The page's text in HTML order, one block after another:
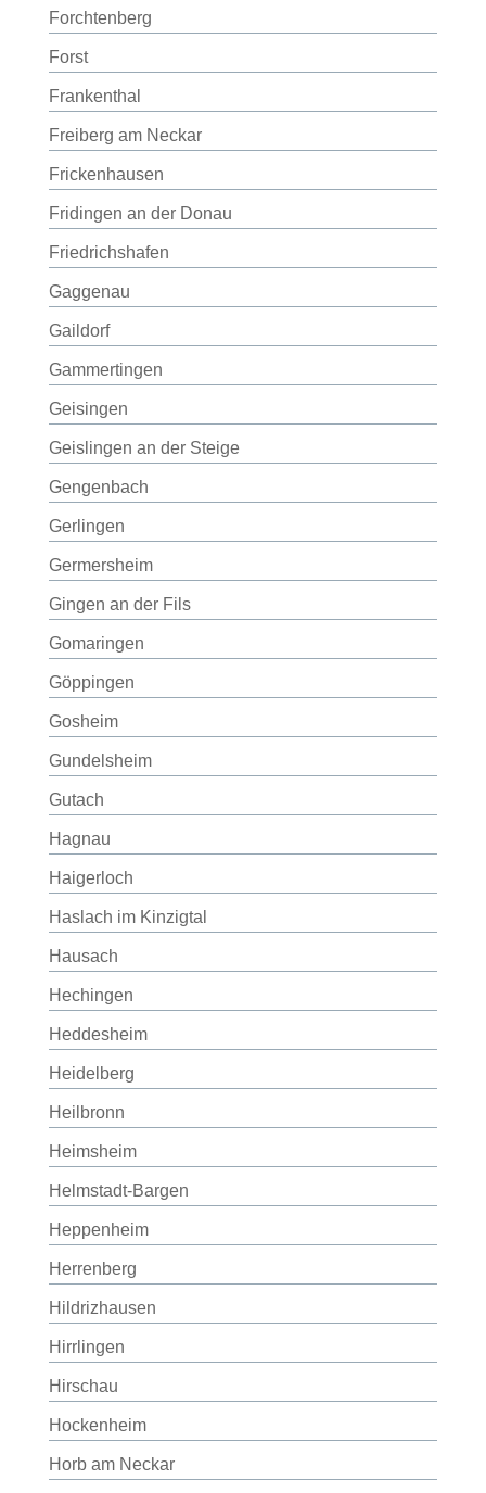
Forchtenberg
Forst
Frankenthal
Freiberg am Neckar
Frickenhausen
Fridingen an der Donau
Friedrichshafen
Gaggenau
Gaildorf
Gammertingen
Geisingen
Geislingen an der Steige
Gengenbach
Gerlingen
Germersheim
Gingen an der Fils
Gomaringen
Göppingen
Gosheim
Gundelsheim
Gutach
Hagnau
Haigerloch
Haslach im Kinzigtal
Hausach
Hechingen
Heddesheim
Heidelberg
Heilbronn
Heimsheim
Helmstadt-Bargen
Heppenheim
Herrenberg
Hildrizhausen
Hirrlingen
Hirschau
Hockenheim
Horb am Neckar